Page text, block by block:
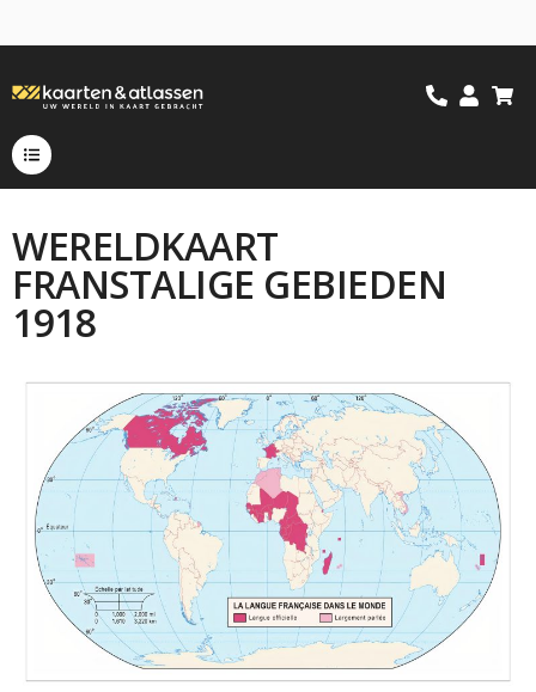
WERELDKAART
FRANSTALIGE GEBIEDEN
1918